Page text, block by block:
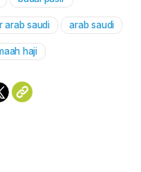
arab saudi arab saudi
haji